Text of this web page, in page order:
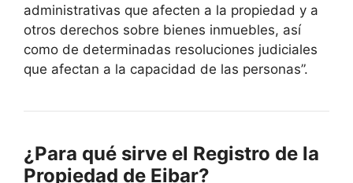
administrativas que afecten a la propiedad y a
otros derechos sobre bienes inmuebles, así
como de determinadas resoluciones judiciales
que afectan a la capacidad de las personas”.
¿Para qué sirve el Registro de la
Propiedad de Eibar?